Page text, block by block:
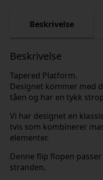
Beskrivelse
Beskrivelse
Tapered Platform.
Designet kommer med
tåen og har en tykk
Vi har designet en
tvis som kombinerer
elementer.
Denne flip flopen
stranden.